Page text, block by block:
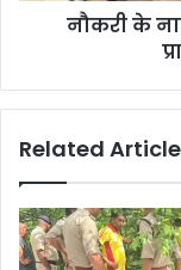
नौकरी के
Related